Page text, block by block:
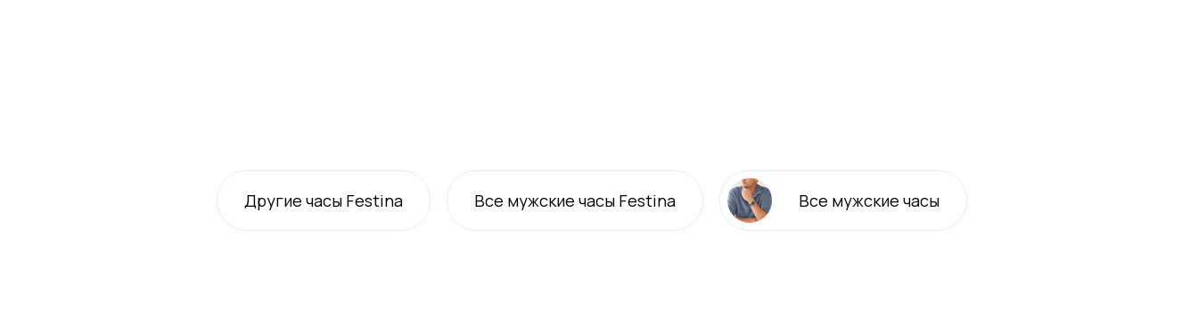
Другие часы Festina Все мужские часы Festina Все мужские часы